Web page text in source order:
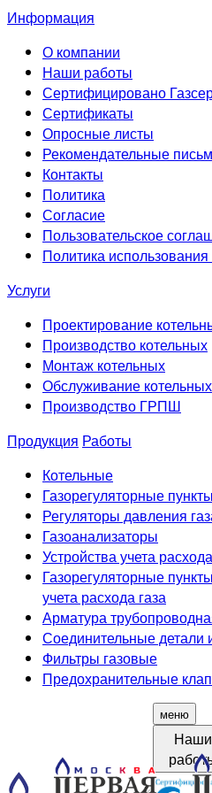
Информация
О компании
Наши работы
Сертифицировано
Сертификаты
Опросные листы
Рекомендательные
Контакты
Политика
Согласие
Пользовательское
Политика
Услуги
Проектирование
Производство котельных
Монтаж котельных
Обслуживание котельных
Производство ГРПШ
Продукция Работы
Котельные
Газорегуляторные
Регуляторы давления
Газоанализаторы
Устройства учета
Газорегуляторные
учета расхода газа
Арматура
Соединительные детали
Фильтры газовые
Предохранительные
меню
Наши